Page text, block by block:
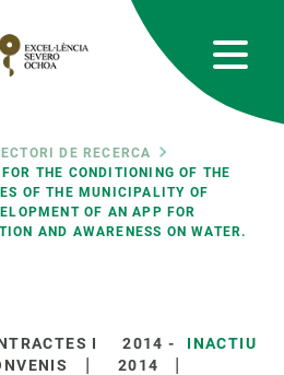
DE RECERCA
THE CONDITIONING OF THE
OF THE MUNICIPALITY OF
OF AN APP FOR
AND AWARENESS ON WATER.
I
2014 -
2014
INACTIU